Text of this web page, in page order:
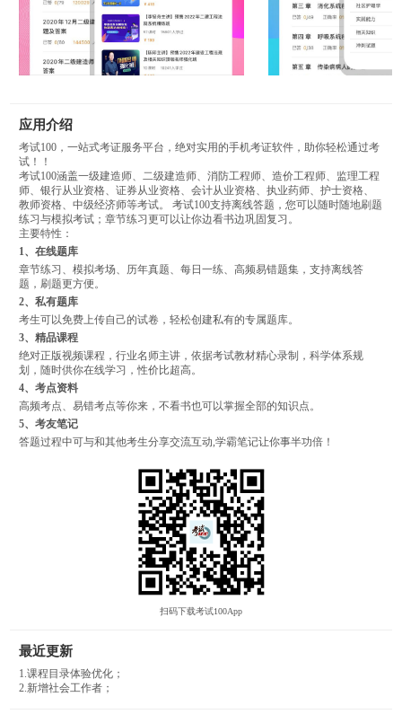
应用介绍
考试100，一站式考证服务平台，绝对实用的手机考证软件，助你轻松通过考
试！！
考试100涵盖一级建造师、二级建造师、消防工程师、造价工程师、监理工程
师、银行从业资格、证券从业资格、会计从业资格、执业药师、护士资格、
教师资格、中级经济师等考试。 考试100支持离线答题，您可以随时随地刷题
练习与模拟考试；章节练习更可以让你边看书边巩固复习。
主要特性：
1、在线题库
章节练习、模拟考场、历年真题、每日一练、高频易错题集，支持离线答
题，刷题更方便。
2、私有题库
考生可以免费上传自己的试卷，轻松创建私有的专属题库。
3、精品课程
绝对正版视频课程，行业名师主讲，依据考试教材精心录制，科学体系规
划，随时供你在线学习，性价比超高。
4、考点资料
高频考点、易错考点等你来，不看书也可以掌握全部的知识点。
5、考友笔记
答题过程中可与和其他考生分享交流互动,学霸笔记让你事半功倍！
扫码下载考试100App
最近更新
1.课程目录体验优化；
2.新增社会工作者；